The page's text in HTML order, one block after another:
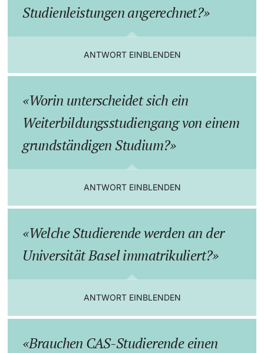
Studienleistungen angerechnet?
ANTWORT EINBLENDEN
Worin unterscheidet sich ein
Weiterbildungsstudiengang von einem
grundständigen Studium?
ANTWORT EINBLENDEN
Welche Studierende werden an der
Universität Basel immatrikuliert?
ANTWORT EINBLENDEN
Brauchen CAS-Studierende einen